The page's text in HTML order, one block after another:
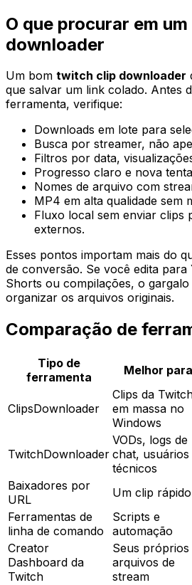
O que procurar em
downloader
Um bom twitch clip downloader
que salvar um link colado. Antes
ferramenta, verifique:
Downloads em lote para
Busca por streamer, não
Filtros por data,
Progresso claro e nova
Nomes de arquivo com
MP4 em alta qualidade sem
Fluxo local sem enviar clips
externos.
Esses pontos importam mais do
de conversão. Se você edita para
Shorts ou compilações, o
organizar os arquivos originais.
Comparação de
Tipo de
ferramenta
Melhor para
ClipsDownloader
Clips da
em massa no
Windows
TwitchDownloader
VODs, logs de
chat, usuários
técnicos
Baixadores por
URL
Um clip rápido
Ferramentas de
linha de comando
Scripts e
automação
Creator
Dashboard da
Twitch
Seus próprios
arquivos de
stream